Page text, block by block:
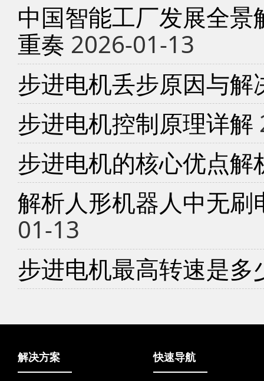
中国智能工厂发展全
重奏 2026-01-13
步进电机丢步原因与解
步进电机控制原理详解
步进电机的核心优点解
解析人形机器人中无
01-13
步进电机最高转速是多
解决方案 快速导航